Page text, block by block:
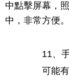
中點擊屏幕，
中，非常方便。
11、手
可能有